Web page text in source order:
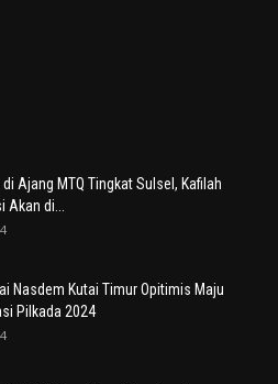
Ajang MTQ Tingkat Sulsel, Kafilah
Akan di...
Nasdem Kutai Timur Opitimis Maju
Pilkada 2024